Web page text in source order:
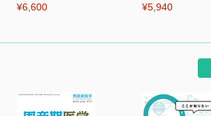
¥6,600 ¥5,940